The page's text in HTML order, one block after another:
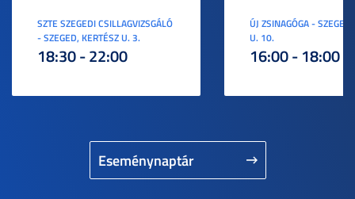
Eseménynaptár
SZTE SZEGEDI CSILLAGVIZSGÁLÓ
- SZEGED, KERTÉSZ U. 3.
18:30 - 22:00
ÚJ ZSINAGÓGA -
U. 10.
16:00 - 18:00